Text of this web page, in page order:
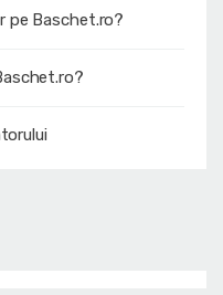
pe Baschet.ro?